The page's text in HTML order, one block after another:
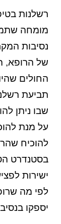
רשלנות
נסיבות
של הרופא,
החולים
תביעת
שבו ניתן
על מנת
להוכיח
בסטנדרט
ישירות
לפי מה
יספקו